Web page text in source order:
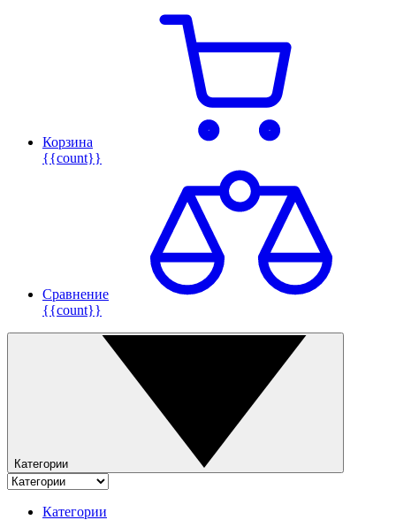
Корзина
{{count}}
Сравнение
{{count}}
Категории
Категории